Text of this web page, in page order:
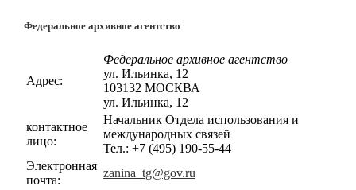
Федеральное архивное агентство
Адрес:
Федеральное архивное агентство
ул. Ильинка, 12
103132 МОСКВА
ул. Ильинка, 12
контактное
лицо:
Начальник Отдела использования и
международных связей
Тел.: +7 (495) 190-55-44
Электронная
почта:
zanina_tg@gov.ru